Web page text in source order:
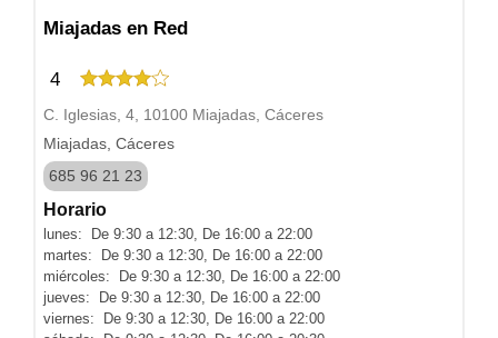
Miajadas en Red
4
C. Iglesias, 4, 10100 Miajadas, Cáceres
Miajadas, Cáceres
685 96 21 23
Horario
lunes: De 9:30 a 12:30, De 16:00 a 22:00
martes: De 9:30 a 12:30, De 16:00 a 22:00
miércoles: De 9:30 a 12:30, De 16:00 a 22:00
jueves: De 9:30 a 12:30, De 16:00 a 22:00
viernes: De 9:30 a 12:30, De 16:00 a 22:00